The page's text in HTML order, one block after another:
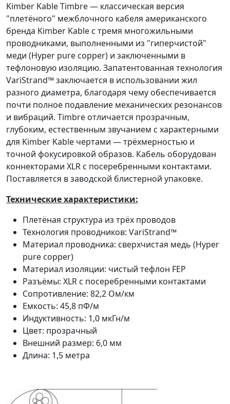
Kimber Kable Timbre — классическая версия
"плетёного" межблочного кабеля американского
бренда Kimber Kable с тремя многожильными
проводниками, выполненными из "гиперчистой"
меди (Hyper pure copper) и заключенными в
тефлоновую изоляцию. Запатентованная технология
VariStrand™ заключается в использовании жил
разного диаметра, благодаря чему обеспечивается
почти полное подавление механических резонансов
и вибраций. Timbre отличается прозрачным,
глубоким, естественным звучанием с характерными
для Kimber Kable чертами — трёхмерностью и
точной фокусировкой образов. Кабель оборудован
коннекторами XLR с посеребренными контактами.
Поставляется в заводской блистерной упаковке.
Технические характеристики:
Плетёная структура из трёх проводов
Технология проводников: VariStrand™
Материал проводника: сверхчистая медь (Hyper
pure copper)
Материал изоляции: чистый тефлон FEP
Разъёмы: XLR с посеребренными контактами
Сопротивление: 82,2 Ом/км
Емкость: 45,8 пФ/м
Индуктивность: 1,0 мкГн/м
Цвет: прозрачный
Внешний размер: 6,0 мм
Длина: 1,5 метра